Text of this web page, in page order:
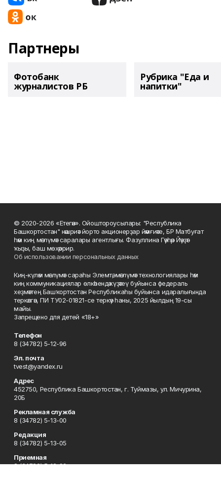
Партнеры
Фотобанк
журналистов РБ
Рубрика "Еда и
напитки"
© 2020-2026 «Етегән». Ойоштороусылары: "Республика
Башкортостан" нәшриәт йорто акционерҙар йәмғиәте, БР Матбуғат
һәм киң мәғлүмәт саралары агентлығы. Фазуллина Гәүһәр Йәүҙәт
ҡыҙы, баш мөхәррир.
Об использовании персональных данных
Киң-күләм мәғлүмәт сараһы Элемтә, мәғлүмәт технологиялары һәм
киң коммуникациялар өлкәһендә күҙәтеү буйынса федераль
хеҙмәттең Башҡортостан Республикаһы буйынса идаралығында
теркәлгән, ПИ ТУ02-01821-се теркәү һаны, 2025 йылдың 19-сы
майы.
Запрещено для детей «18+»
Телефон
8 (34782) 5-12-96
Эл. почта
tvest@yandex.ru
Адрес
452750, Республика Башкортостан, г. Туймазы, ул. Мичурина,
20Б
Рекламная служба
8 (34782) 5-13-00
Редакция
8 (34782) 5-13-05
Приемная
8 (34782) 5-12-96